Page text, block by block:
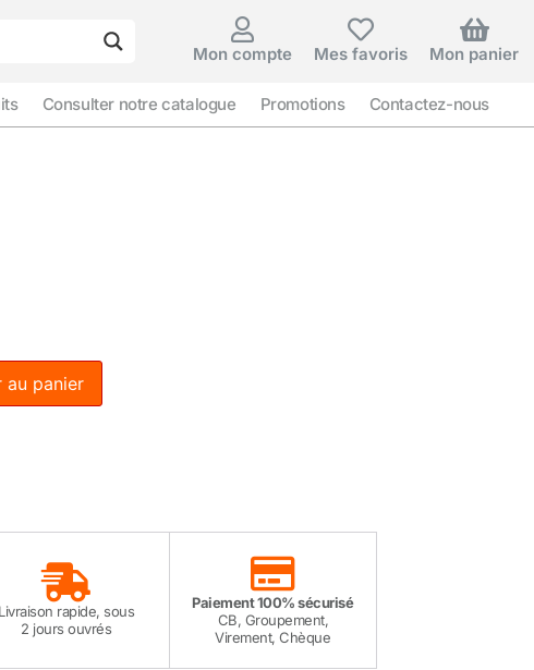
Mon compte Mes favoris Mon panier
Consulter notre catalogue Promotions Contactez-nous
au panier
Livraison rapide, sous
2 jours ouvrés
Paiement 100% sécurisé
CB, Groupement,
Virement, Chèque